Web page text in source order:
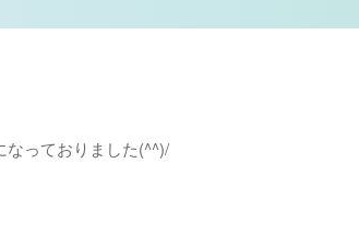
なっておりました(^^)/